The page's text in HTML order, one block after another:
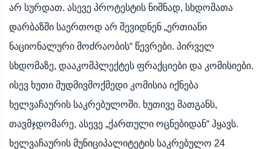
არ სურდათ. ასევე პროტესტის ნიშნად, სხდომათა
დარბაზში საერთოდ არ შევიდნენ „ერთიანი
ნაციონალური მოძრაობის“ წევრები. პირველ
სხდომაზე, დააკომპლექტეს ფრაქციები და კომისიები.
ისევ ხუთი მუდმივმოქმედი კომისია იქნება
ხელვაჩაურის საკრებულოში. ხუთივე მათგანს,
თავმჯდომარე, ასევე „ქართული ოცნებიდან“ ჰყავს.
ხელვაჩაურის მუნიციპალიტეტის საკრებულო 24